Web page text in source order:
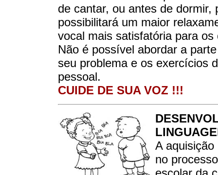
de cantar, ou antes de dormir,
possibilitará um maior
vocal mais satisfatória para
Não é possível abordar a
seu problema e os exercícios
pessoal.
CUIDE DE SUA VOZ !!!
A
no